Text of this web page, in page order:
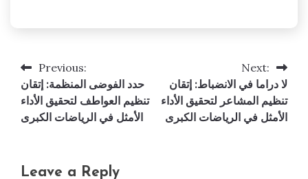
Post
navigation
Previous:
حدد الفوضى المنظمة: إتقان
تنظيم العواطف لتحقيق الأداء
الأمثل في الرياضات الكبرى
Next:
لا دراما في الانضباط: إتقان
تنظيم المشاعر لتحقيق الأداء
الأمثل في الرياضات الكبرى
Leave a Reply